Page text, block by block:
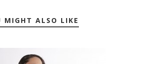
MIGHT ALSO LIKE